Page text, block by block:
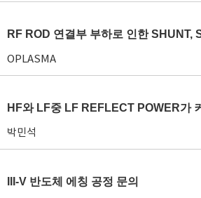
RF ROD 연결부 부하로 인한 SHUNT,
OPLASMA
박민석
III-V 반도체 에칭 공정 문의